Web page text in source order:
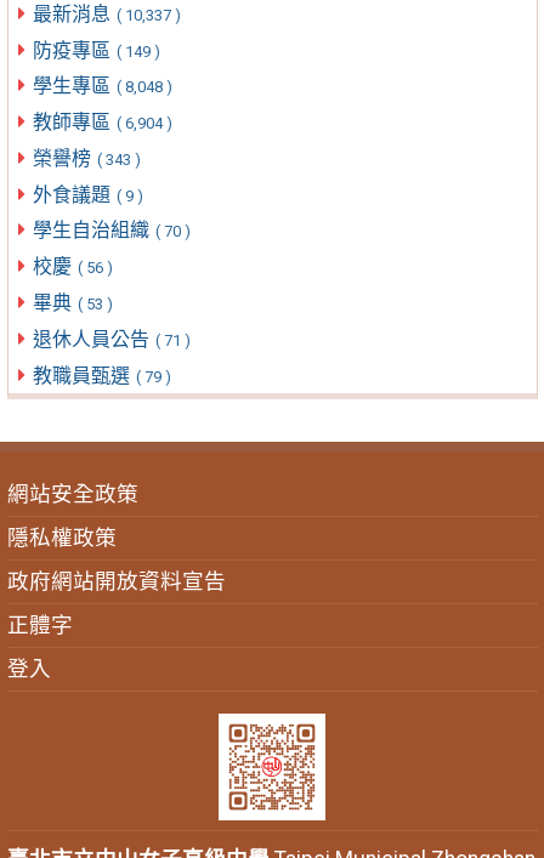
最新消息 ( 10,337 )
防疫專區 ( 149 )
學生專區 ( 8,048 )
教師專區 ( 6,904 )
榮譽榜 ( 343 )
外食議題 ( 9 )
學生自治組織 ( 70 )
校慶 ( 56 )
畢典 ( 53 )
退休人員公告 ( 71 )
教職員甄選 ( 79 )
網站安全政策
隱私權政策
政府網站開放資料宣告
正體字
登入